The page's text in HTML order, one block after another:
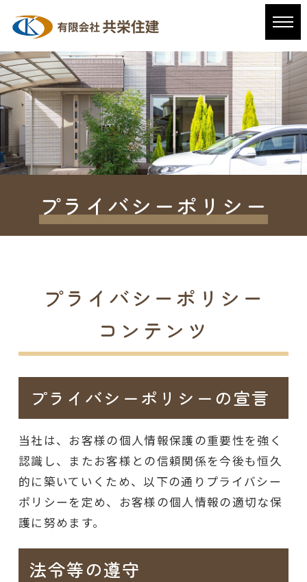
プライバシーポリシー
プライバシーポリシー
コンテンツ
プライバシーポリシーの宣言
当社は、お客様の個人情報保護の重要性を強く
認識し、またお客様との信頼関係を今後も恒久
的に築いていくため、以下の通りプライバシー
ポリシーを定め、お客様の個人情報の適切な保
護に努めます。
法令等の遵守